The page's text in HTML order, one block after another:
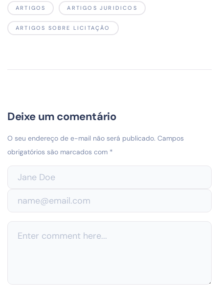
ARTIGOS ARTIGOS JURIDICOS
ARTIGOS SOBRE LICITAÇÃO
Deixe um comentário
O seu endereço de e-mail não será publicado. Campos
obrigatórios são marcados com *